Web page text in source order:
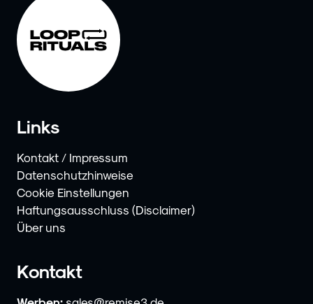
Links
Kontakt / Impressum
Datenschutzhinweise
Cookie Einstellungen
Haftungsausschluss (Disclaimer)
Über uns
Kontakt